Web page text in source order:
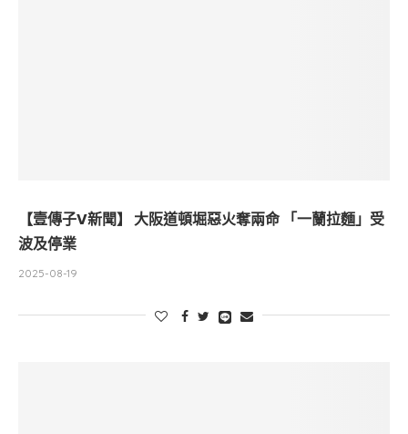
【壹傳子V新聞】 大阪道頓堀惡火奪兩命 「一蘭拉麵」受
波及停業
2025-08-19